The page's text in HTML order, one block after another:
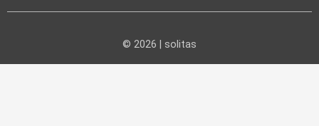
© 2026 | solitas